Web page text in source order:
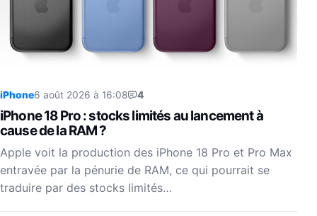
iPhone6 août 2026 à 16:08 4
iPhone 18 Pro : stocks limités au lancement à
cause de la RAM ?
Apple voit la production des iPhone 18 Pro et Pro Max
entravée par la pénurie de RAM, ce qui pourrait se
traduire par des stocks limités…